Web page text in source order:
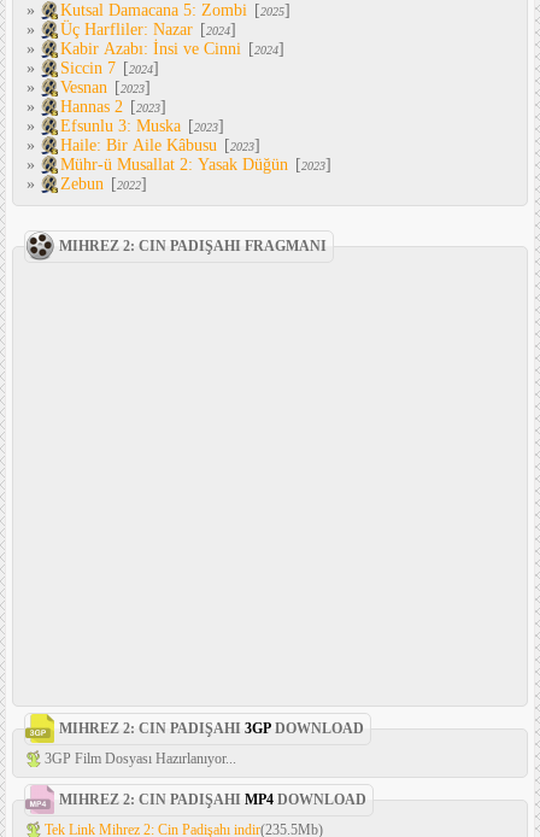
»
Kutsal Damacana 5: Zombi [2025]
»
Üç Harfliler: Nazar [2024]
»
Kabir Azabı: İnsi ve Cinni [2024]
»
Siccin 7 [2024]
»
Vesnan [2023]
»
Hannas 2 [2023]
»
Efsunlu 3: Muska [2023]
»
Haile: Bir Aile Kâbusu [2023]
»
Mühr-ü Musallat 2: Yasak Düğün [2023]
»
Zebun [2022]
MIHREZ 2: CIN PADIŞAHI FRAGMANI
MIHREZ 2: CIN PADIŞAHI 3GP DOWNLOAD
3GP Film Dosyası Hazırlanıyor...
MIHREZ 2: CIN PADIŞAHI MP4 DOWNLOAD
Tek Link Mihrez 2: Cin Padişahı indir(235.5Mb)